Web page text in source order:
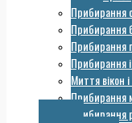
Прибирання
Прибирання
Прибирання
Прибирання
Миття вікон
Прибирання
Прибирання